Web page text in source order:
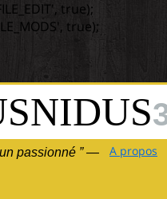
true);
true);
passionné ” — A propos